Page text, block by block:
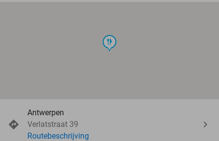
food
Antwerpen
Verlatstraat 39
Routebeschrijving